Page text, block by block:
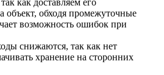
объект, обходя промежуточные
возможность ошибок при
снижаются, так как нет
хранение на сторонних